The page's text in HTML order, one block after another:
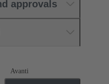
approvals
Avanti